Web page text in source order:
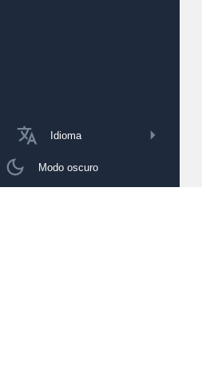
Idioma
Modo oscuro